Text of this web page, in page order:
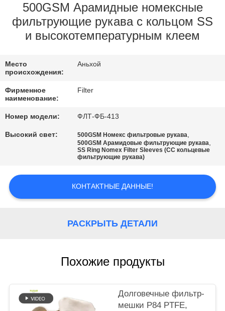
ПРОВЕРКА
КАЧЕСТВА
СВЯЖИТЕСЬ
МЫ
НОВОСТИ
СПРОСИТЕ
КАРТА
КОНФИДЕНЦИАЛЬНОСТИ
500GSM Арамидные номексные
фильтрующие рукава с кольцом SS
и высокотемпературным клеем
Место
происхождения:
Аньхой
Фирменное
наименование:
Filter
Номер модели: ФЛТ-ФБ-413
Высокий свет: 500GSM Номекс фильтровые рукава,
500GSM Арамидовые фильтрующие рукава,
SS Ring Nomex Filter Sleeves (СС кольцевые
фильтрующие рукава)
КОНТАКТНЫЕ ДАННЫЕ!
РАСКРЫТЬ ДЕТАЛИ
Похожие продукты
Долговечные фильтр-
мешки P84 PTFE,